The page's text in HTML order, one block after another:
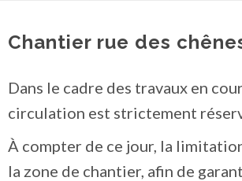
Chantier rue des
Dans le cadre des travaux en
circulation est strictement
À compter de ce jour, la
la zone de chantier, afin de